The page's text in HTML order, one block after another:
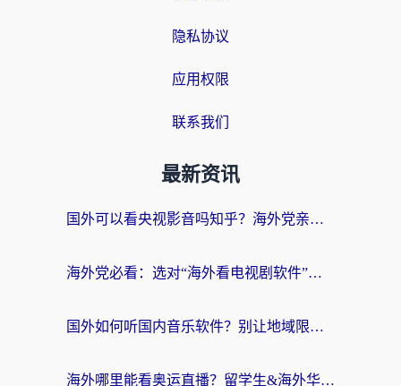
隐私协议
应用权限
联系我们
最新资讯
国外可以看央视影音吗知乎？海外党亲测有效的回国加速方案
海外党必看：选对“海外看电视剧软件”，再也不用愁国内剧刷不了
国外如何听国内音乐软件？别让地域限制，断了你的中文歌单
海外哪里能看奥运直播？留学生&海外华人必看的体育赛事观赛终极指南